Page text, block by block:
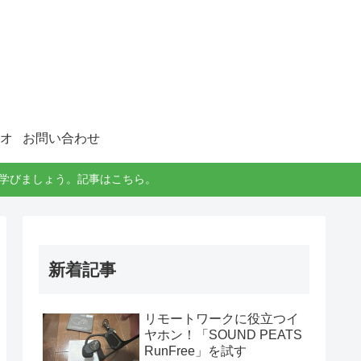
お問い合わせ
ましょう。記事はこちら。
新着記事
リモートワークに役立つイ
ヤホン！「SOUND PEATS
RunFree」を試す